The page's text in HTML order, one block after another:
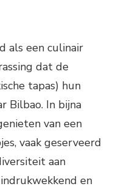
als een culinair
dat de
tapas) hun
Bilbao. In bijna
van een
vaak geserveerd
aan
en